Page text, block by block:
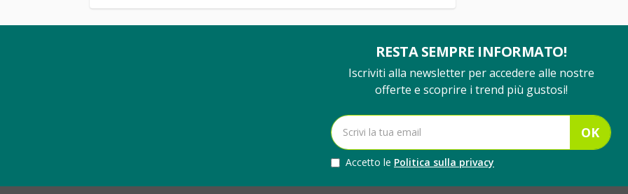
RESTA SEMPRE INFORMATO!
Iscriviti alla newsletter per accedere alle nostre
offerte e scoprire i trend più gustosi!
OK
Accetto le Politica sulla privacy